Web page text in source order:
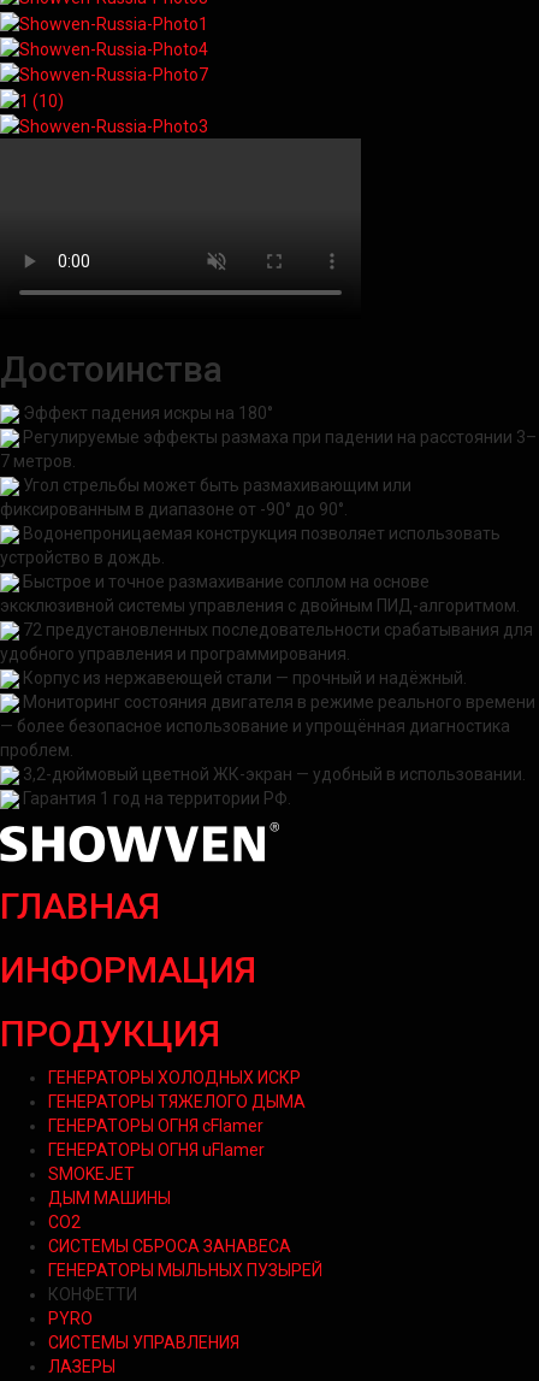
Достоинства
Эффект падения искры на 180°
Регулируемые эффекты размаха при падении на расстоянии 3–
7 метров.
Угол стрельбы может быть размахивающим или
фиксированным в диапазоне от -90° до 90°.
Водонепроницаемая конструкция позволяет использовать
устройство в дождь.
Быстрое и точное размахивание соплом на основе
эксклюзивной системы управления с двойным ПИД-алгоритмом.
72 предустановленных последовательности срабатывания для
удобного управления и программирования.
Корпус из нержавеющей стали — прочный и надёжный.
Мониторинг состояния двигателя в режиме реального времени
— более безопасное использование и упрощённая диагностика
проблем.
3,2-дюймовый цветной ЖК-экран — удобный в использовании.
Гарантия 1 год на территории РФ.
ГЛАВНАЯ
ИНФОРМАЦИЯ
ПРОДУКЦИЯ
ГЕНЕРАТОРЫ ХОЛОДНЫХ ИСКР
ГЕНЕРАТОРЫ ТЯЖЕЛОГО ДЫМА
ГЕНЕРАТОРЫ ОГНЯ cFlamer
ГЕНЕРАТОРЫ ОГНЯ uFlamer
SMOKEJET
ДЫМ МАШИНЫ
CO2
СИСТЕМЫ СБРОСА ЗАНАВЕСА
ГЕНЕРАТОРЫ МЫЛЬНЫХ ПУЗЫРЕЙ
КОНФЕТТИ
PYRO
СИСТЕМЫ УПРАВЛЕНИЯ
ЛАЗЕРЫ